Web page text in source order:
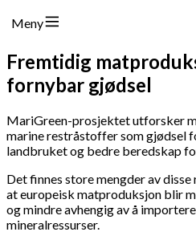
Meny
Fremtidig
fornybar gjødsel
MariGreen-prosjektet utforsker
marine restråstoffer som
landbruket og bedre beredskap
Det finnes store mengder av
at europeisk matproduksjon blir
og mindre avhengig av å
mineralressurser.